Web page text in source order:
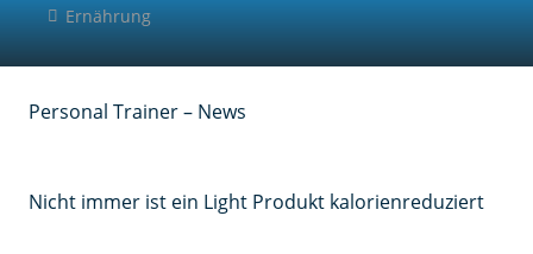
Ernährung
Personal Trainer – News
Nicht immer ist ein Light Produkt kalorienreduziert